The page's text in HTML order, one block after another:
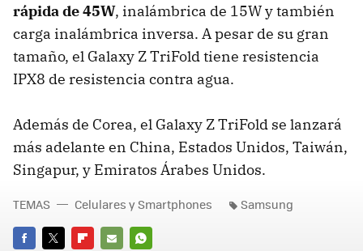
rápida de 45W, inalámbrica de 15W y también
carga inalámbrica inversa. A pesar de su gran
tamaño, el Galaxy Z TriFold tiene resistencia
IPX8 de resistencia contra agua.
Además de Corea, el Galaxy Z TriFold se lanzará
más adelante en China, Estados Unidos, Taiwán,
Singapur, y Emiratos Árabes Unidos.
TEMAS Celulares y Smartphones Samsung